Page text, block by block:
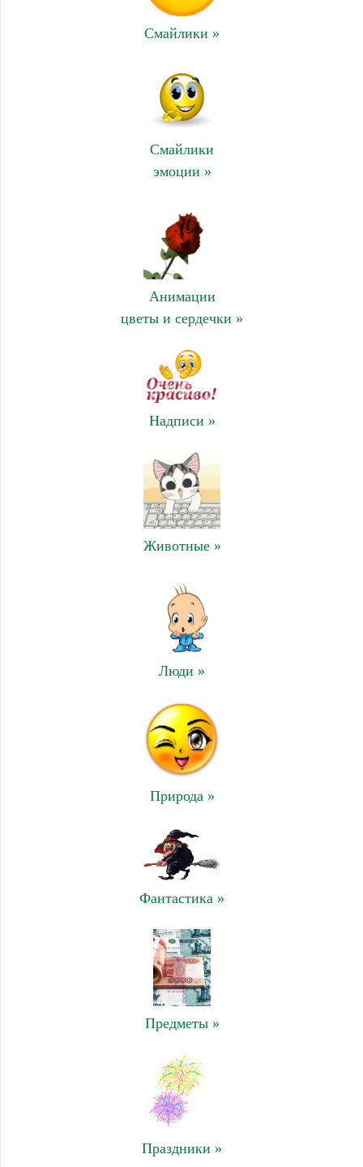
Смайлики »
Смайлики
эмоции »
Анимации
цветы и сердечки »
Надписи »
Животные »
Люди »
Природа »
Фантастика »
Предметы »
Праздники »